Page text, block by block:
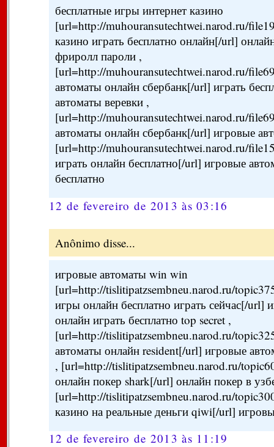
бесплатные игры интернет казино
[url=http://muhouransutechtwei.narod.ru/
казино играть бесплатно онлайн[/url]
фриролл пароли ,
[url=http://muhouransutechtwei.narod.ru/
автоматы онлайн сбербанк[/url] играть
автоматы веревки ,
[url=http://muhouransutechtwei.narod.ru/
автоматы онлайн сбербанк[/url] игровые
[url=http://muhouransutechtwei.narod.ru/
играть онлайн бесплатно[/url] игровые
бесплатно
12 de fevereiro de 2013 às 03:16
Anônimo disse...
игровые автоматы win win
[url=http://tislitipatzsembneu.narod.ru/
игры онлайн бесплатно играть сейчас[/url]
онлайн играть бесплатно top secret ,
[url=http://tislitipatzsembneu.narod.ru/
автоматы онлайн resident[/url] игровые
, [url=http://tislitipatzsembneu.narod.ru/
онлайн покер shark[/url] онлайн покер в
[url=http://tislitipatzsembneu.narod.ru/
казино на реальные деньги qiwi[/url]
12 de fevereiro de 2013 às 11:19